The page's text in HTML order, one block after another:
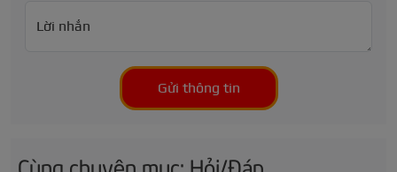
Lời nhắn
Gửi thông tin
Cùng chuyên mục: Hỏi/Đáp